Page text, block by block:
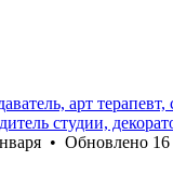
арт
студии,
• Обновлено